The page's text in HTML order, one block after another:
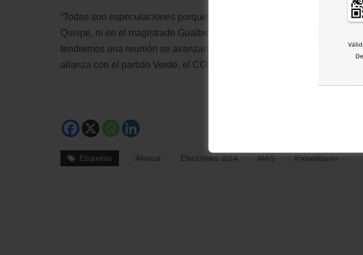
“Todas son especulaciones porque orgánicamente no hay un candidato
Quispe, ni en el magistrado Gualberto Cusi, pero sí barajamos varios
tendremos una reunión se avanzará un poco más, no crea que se
alianza con el partido Verde, el CONAMAQ, incluso la CIDOB sigue
Etiquetas Alianza Elecciones 2014 MAS Proselitismo